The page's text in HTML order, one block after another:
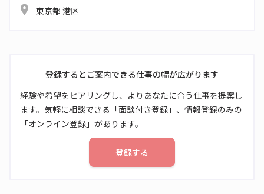
東京都 港区
登録するとご案内できる仕事の幅が広がります
経験や希望をヒアリングし、よりあなたに合う仕事を提案し
ます。気軽に相談できる「面談付き登録」、情報登録のみの
「オンライン登録」があります。
登録する